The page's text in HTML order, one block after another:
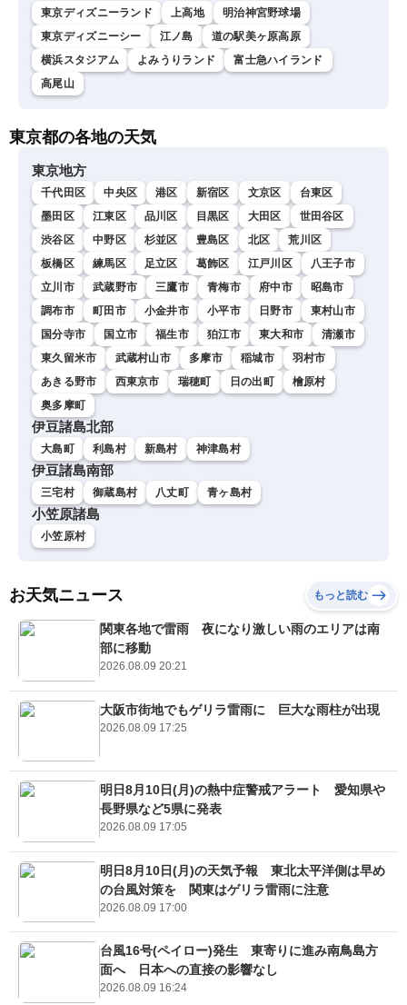
東京ディズニーランド 上高地
明治神宮野球場
東京ディズニーシー
江ノ島
道の駅美ヶ原高原
横浜スタジアム
よみうりランド
富士急ハイランド
高尾山
東京都の各地の天気
東京地方
千代田区 中央区 港区 新宿区 文京区
台東区
墨田区
江東区 品川区 目黒区 大田区
世田谷区
渋谷区
中野区 杉並区 豊島区 北区
荒川区
板橋区
練馬区 足立区 葛飾区 江戸川区
八王子市
立川市
武蔵野市 三鷹市 青梅市 府中市
昭島市
調布市
町田市 小金井市 小平市 日野市
東村山市
国分寺市
国立市 福生市 狛江市 東大和市
清瀬市
東久留米市
武蔵村山市 多摩市 稲城市
羽村市
あきる野市
西東京市 瑞穂町 日の出町
檜原村
奥多摩町
伊豆諸島北部
大島町 利島村 新島村 神津島村
伊豆諸島南部
三宅村 御蔵島村 八丈町 青ヶ島村
小笠原諸島
小笠原村
お天気ニュース もっと読む
関東各地で雷雨 夜になり激しい雨のエリアは南
部に移動
2026.08.09 20:21
大阪市街地でもゲリラ雷雨に 巨大な雨柱が出現
2026.08.09 17:25
明日8月10日(月)の熱中症警戒アラート 愛知県や
長野県など5県に発表
2026.08.09 17:05
明日8月10日(月)の天気予報 東北太平洋側は早め
の台風対策を 関東はゲリラ雷雨に注意
2026.08.09 17:00
台風16号(ペイロー)発生 東寄りに進み南鳥島方
面へ 日本への直接の影響なし
2026.08.09 16:24